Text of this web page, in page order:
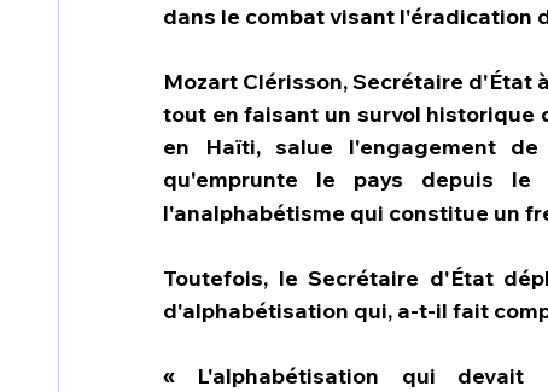
dans le combat visant l'éradication
Mozart Clérisson, Secrétaire d'État
tout en faisant un survol
en Haïti, salue l'engagement
qu'emprunte le pays depuis le
l'analphabétisme qui constitue un
Toutefois, le Secrétaire d'État
d'alphabétisation qui, a-t-il fait
« L'alphabétisation qui